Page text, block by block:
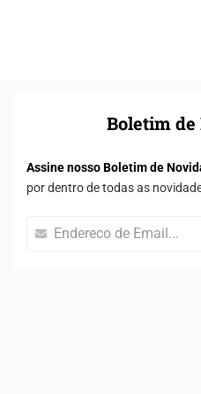
Boletim
Assine nosso Boletim de
por dentro de todas as